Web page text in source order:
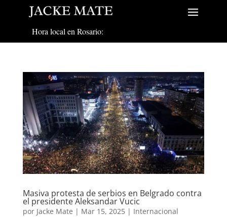
Hora local en Rosario:
Masiva protesta de serbios en Belgrado contra
el presidente Aleksandar Vucic
por Jacke Mate | Mar 15, 2025| Internacional